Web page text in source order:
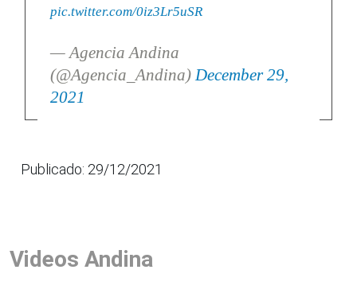
pic.twitter.com/0iz3Lr5uSR
— Agencia Andina
(@Agencia_Andina) December 29,
2021
Publicado: 29/12/2021
Videos Andina